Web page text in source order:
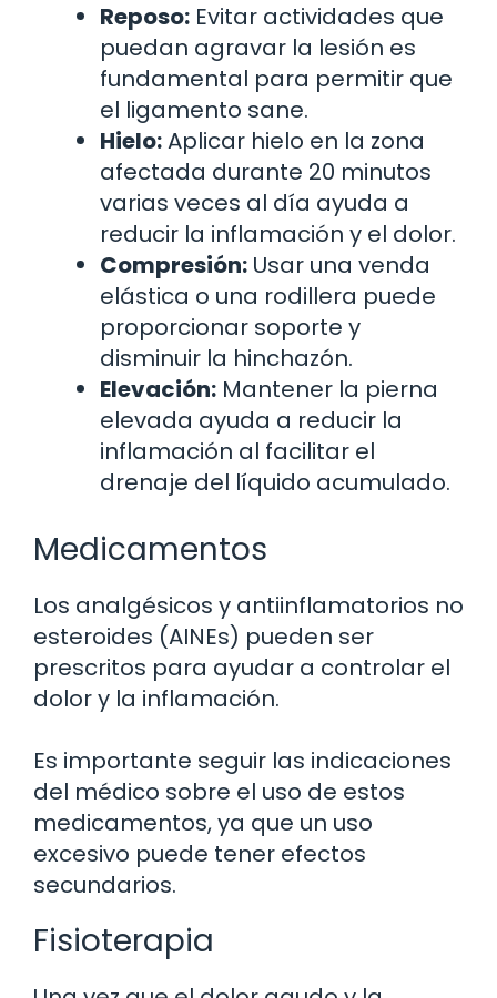
Reposo: Evitar actividades que
puedan agravar la lesión es
fundamental para permitir que
el ligamento sane.
Hielo:Aplicar hielo en la zona
afectada durante 20 minutos
varias veces al día ayuda a
reducir la inflamación y el dolor.
Compresión: Usar una venda
elástica o una rodillera puede
proporcionar soporte y
disminuir la hinchazón.
Elevación: Mantener la pierna
elevada ayuda a reducir la
inflamación al facilitar el
drenaje del líquido acumulado.
Medicamentos
Los analgésicos y antiinflamatorios no
esteroides (AINEs) pueden ser
prescritos para ayudar a controlar el
dolor y la inflamación.
Es importante seguir las indicaciones
del médico sobre el uso de estos
medicamentos, ya que un uso
excesivo puede tener efectos
secundarios.
Fisioterapia